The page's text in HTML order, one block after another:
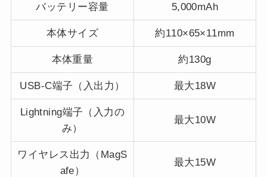
バッテリー容量 5,000mAh
本体サイズ 約110×65×11mm
本体重量 約130g
USB-C端子（入出力） 最大18W
Lightning端子（入力の
み）
最大10W
ワイヤレス出力（MagS
afe）
最大15W